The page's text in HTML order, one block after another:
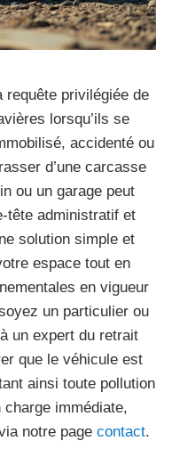
requête privilégiée de
lorsqu’ils se
accidenté ou
d’une carcasse
ou un garage peut
tête administratif et
solution simple et
espace tout en
en vigueur
un particulier ou
un expert du retrait
que le véhicule est
ainsi toute pollution
immédiate,
notre page contact.